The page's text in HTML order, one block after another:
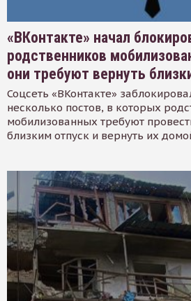
«ВКонтакте» начал
родственников
они требуют вернуть
Соцсеть «ВКонтакте»
несколько постов, в которых
мобилизованных требуют
близким отпуск и вернуть их